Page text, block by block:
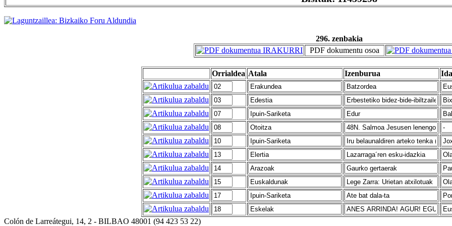
296. zenbakia
PDF dokumentu osoa
Orrialdea Atala Izenburua
Colón de Larreátegui, 14, 2 - BILBAO 48001 (94 423 53 22)